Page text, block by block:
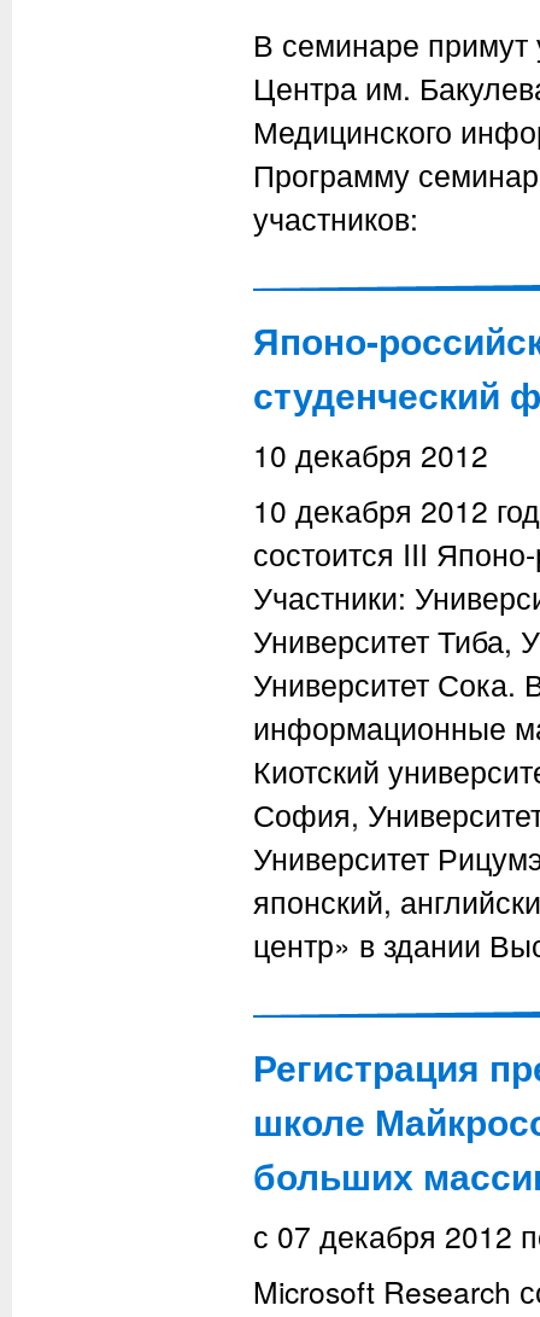
В семинаре примут
Центра им.
Медицинского
Программу
участников:
Японо-
студенческий
10 декабря 2012
10 декабря 2012
состоится III
Участники:
Университет Тиба,
Университет Сока.
информационные
Киотский
София,
Университет
японский,
центр» в здании
Регистрация
школе
больших
с 07 декабря 2012
Microsoft Research